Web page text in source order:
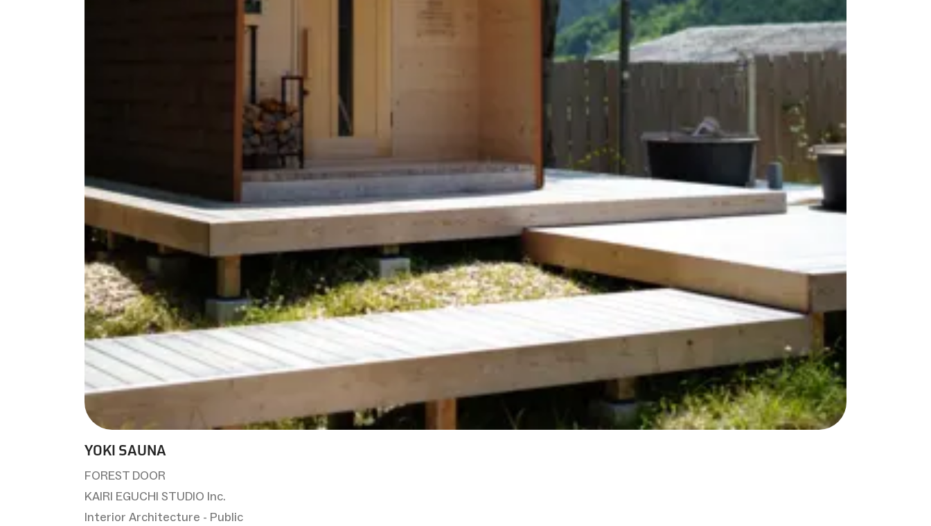
YOKI SAUNA
FOREST DOOR
KAIRI EGUCHI STUDIO Inc.
Interior Architecture - Public